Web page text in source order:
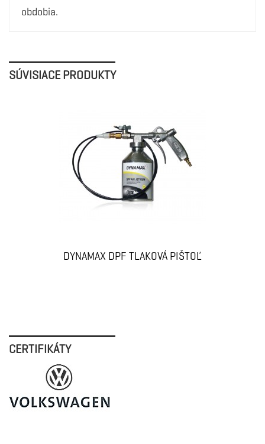
obdobia.
SÚVISIACE PRODUKTY
DYNAMAX DPF TLAKOVÁ PIŠTOĽ
CERTIFIKÁTY